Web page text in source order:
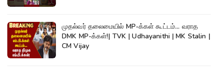
முதல்வர் தலைமையில் MP-க்கள் கூட்டம்... வராத
DMK MP-க்கள்!| TVK | Udhayanithi | MK Stalin |
CM Vijay